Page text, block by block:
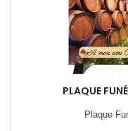
PLAQUE
Plaque